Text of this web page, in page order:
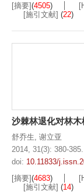
[摘要](4505)
[施引文献] (22)
沙棘林退化对林
舒乔生 谢立亚
2014, 31(3): 380-385.
doi: 10.11833/
[摘要](4683)
[施引文献] (14)